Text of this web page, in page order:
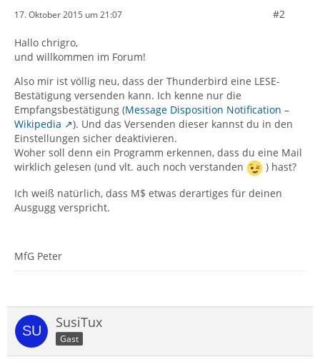
17. Oktober 2015 um 21:07 #2
Hallo chrigro,
und willkommen im Forum!
Also mir ist völlig neu, dass der Thunderbird eine LESE-
Bestätigung versenden kann. Ich kenne nur die
Empfangsbestätigung (Message Disposition Notification –
Wikipedia
). Und das Versenden dieser kannst du in den
Einstellungen sicher deaktivieren.
Woher soll denn ein Programm erkennen, dass du eine Mail
wirklich gelesen (und vlt. auch noch verstanden
) hast?
Ich weiß natürlich, dass M$ etwas derartiges für deinen
Ausgugg verspricht.
MfG Peter
SusiTux
Gast